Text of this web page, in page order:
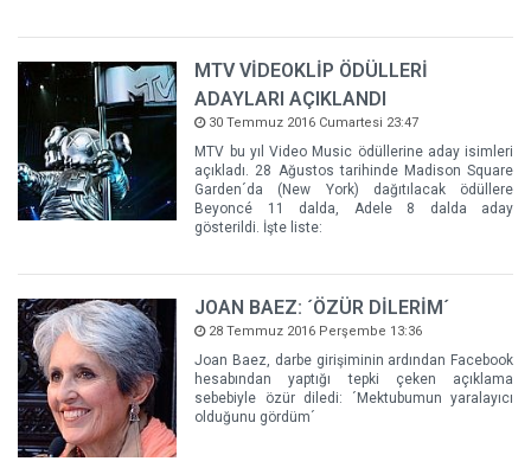
MTV VİDEOKLİP ÖDÜLLERİ
ADAYLARI AÇIKLANDI
30 Temmuz 2016 Cumartesi 23:47
MTV bu yıl Video Music ödüllerine aday isimleri
açıkladı. 28 Ağustos tarihinde Madison Square
Garden´da (New York) dağıtılacak ödüllere
Beyoncé 11 dalda, Adele 8 dalda aday
gösterildi. İşte liste:
JOAN BAEZ: ´ÖZÜR DİLERİM´
28 Temmuz 2016 Perşembe 13:36
Joan Baez, darbe girişiminin ardından Facebook
hesabından yaptığı tepki çeken açıklama
sebebiyle özür diledi: ´Mektubumun yaralayıcı
olduğunu gördüm´